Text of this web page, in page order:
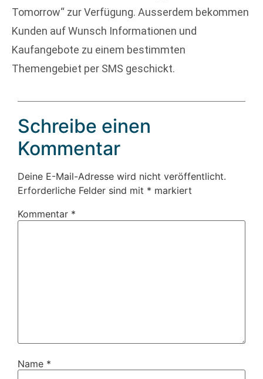
Tomorrow“ zur Verfügung. Ausserdem bekommen
Kunden auf Wunsch Informationen und
Kaufangebote zu einem bestimmten
Themengebiet per SMS geschickt.
Schreibe einen
Kommentar
Deine E-Mail-Adresse wird nicht veröffentlicht.
Erforderliche Felder sind mit * markiert
Kommentar *
Name *